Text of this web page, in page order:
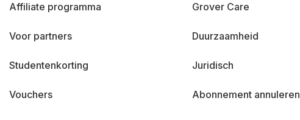
Affiliate programma
Voor partners
Studentenkorting
Vouchers
Grover Care
Duurzaamheid
Juridisch
Abonnement annuleren